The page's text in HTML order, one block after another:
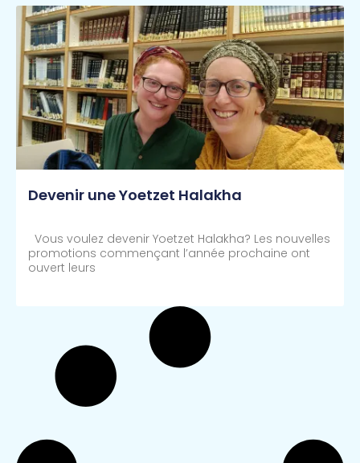
Devenir une Yoetzet Halakha
Vous voulez devenir Yoetzet Halakha? Les nouvelles
promotions commençant l’année prochaine ont
ouvert leurs